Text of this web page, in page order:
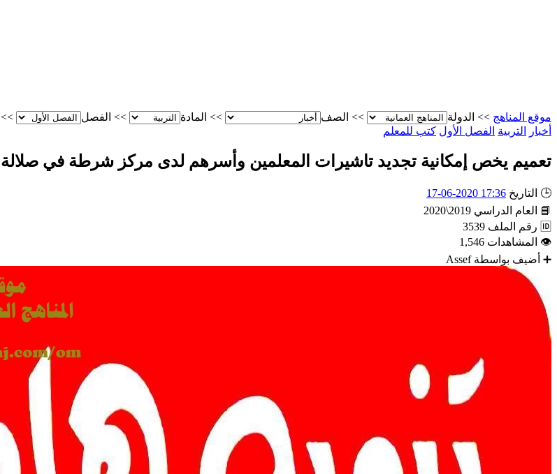
موقع المناهج >> الدولة >> الصف >> المادة >> الفصل >>
أخبار
التربية الفصل الأول كتب للمعلم
تعميم يخص إمكانية تجديد تاشيرات المعلمين وأسرهم لدى مركز شرطة في صلالة
🕒 التاريخ 17:36 2020-06-17
📘
العام الدراسي 2019\2020
🆔 رقم الملف 3539
👁 المشاهدات 1,546
➕ أضيف بواسطة Assef